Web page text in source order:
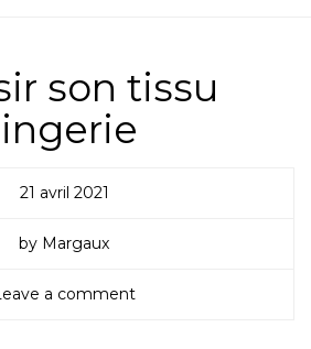
son tissu
21 avril 2021
by Margaux
a comment